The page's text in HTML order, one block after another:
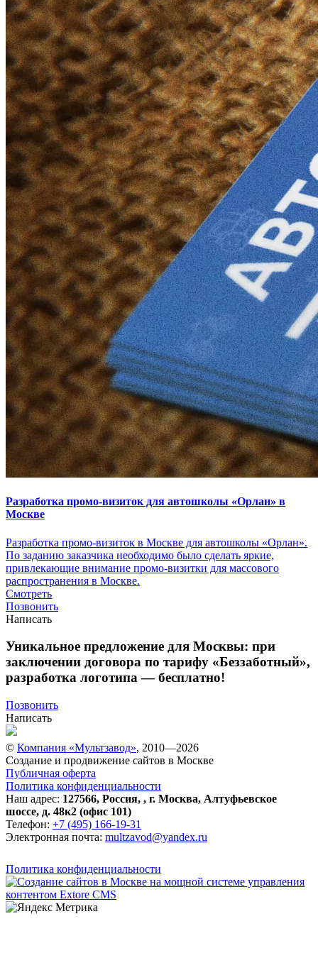
Разработка промо-визиток для автошколы «Орлан» в
Москве
Разработка промо-визиток в Москве для автошколы «Орлан».
По заданию заказчика необходимо было сделать яркие,
привлекающие внимание промо-визитки для массового
распространения в Москве.
Смотреть
Позвонить
Написать
Уникальное предложение для Москвы: при
заключении договора по тарифу «Беззаботный»,
разработка логотипа — бесплатно!
Позвонить
Написать
© Компания «Мультзавод», 2010—2026
Создание и продвижение сайтов в Москве
Публичная оферта
Политика конфиденциальности
Наш адрес: 127566, Россия, , г. Москва, Алтуфьевское
шоссе, д. 48к2 (офис 101)
Телефон: +7 (495) 166-19-31
Электронная почта: multzavod@yandex.ru
Политика конфиденциальности